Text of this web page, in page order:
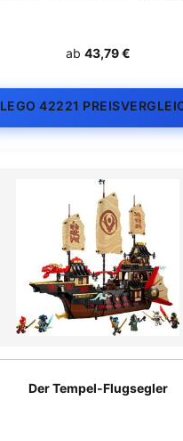
ab 43,79 €
LEGO 42221
Der Tempel-Flugsegler